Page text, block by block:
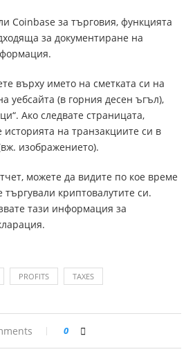
Coinbase за търговия, функцията
за документиране на
върху името на сметката си на
уебсайта (в горния десен ъгъл),
Ако следвате страницата,
на транзакциите си в
изображението).
можете да видите по кое време
търгували криптовалутите си.
тази информация за
PROFITS TAXES
0